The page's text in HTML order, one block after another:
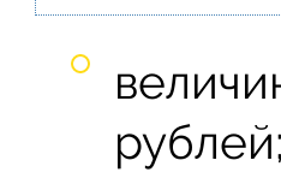
рублей;